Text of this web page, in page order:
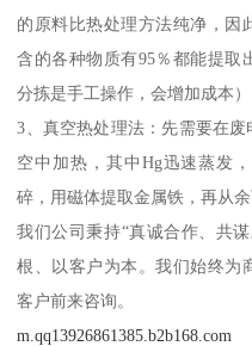
的原料比热处理方法纯净，因
含的各种物质有95％都能提取
分拣是手工操作，会增加成本）
3、真空热处理法：先需要在
空中加热，其中Hg迅速蒸发
碎，用磁体提取金属铁，再从
我们公司秉持“真诚合作、共
根、以客户为本。我们始终为
客户前来咨询。
m.qq13926861385.b2b168.com